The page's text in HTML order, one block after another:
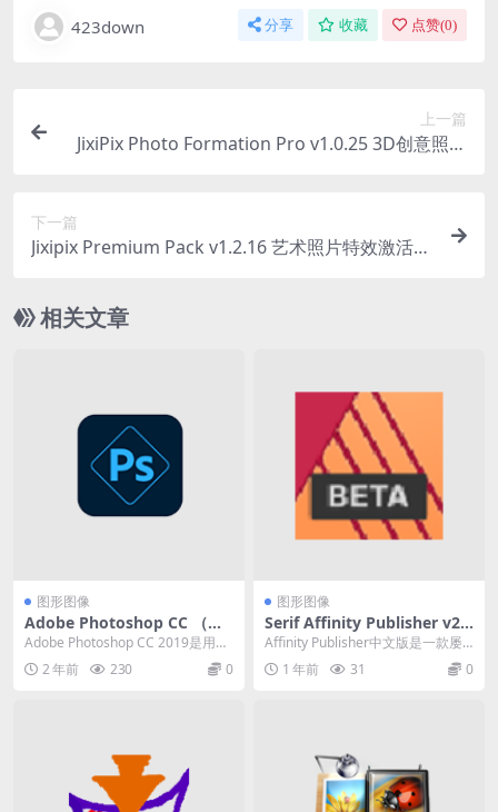
423down 分享 收藏 点赞(0)
上一篇
JixiPix Photo Formation Pro v1.0.25 3D创意照片
下一篇
Jixipix Premium Pack v1.2.16 艺术照片特效激活版
相关文章
图形图像
Adobe Photoshop CC （图
像编辑软件）2019 20.0.2 中
文破解便携式版
Adobe Photoshop CC 2019是用于
处理光栅图形的程序的新版本。...
2 年前 230 0
图形图像
Serif Affinity Publisher v2.
6.2.3228 一款电脑桌面排版软
件
Affinity Publisher中文版是一款屡
获殊荣的电脑桌面排版软件,可以...
1 年前 31 0